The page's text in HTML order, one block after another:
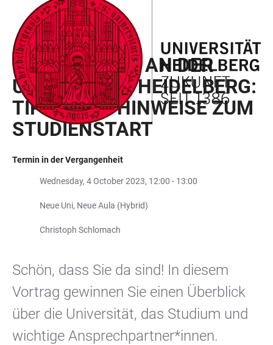
LINKS
ZUR
BARRIEREFREIHEIT
ZUM
HAUPTINHALT
HAUPTNAVIGATION
ÖFFNEN
WEBSEITENSUCHE
ÖFFNEN
WILLKOMMEN AN DER
UNIVERSITÄT HEIDELBERG:
TIPPS UND HINWEISE ZUM
STUDIENSTART
Termin in der Vergangenheit
Wednesday, 4 October 2023, 12:00 - 13:00
Neue Uni, Neue Aula (Hybrid)
Christoph Schlomach
Schön, dass Sie da sind! In diesem
Vortrag gewinnen Sie einen Überblick
über die Universität, das Studium und
wichtige Ansprechpartner*innen.